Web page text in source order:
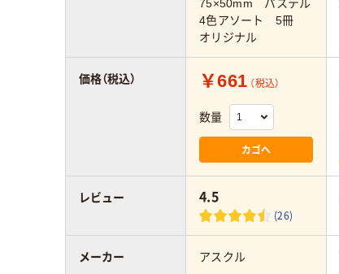
75×50mm パステル
4色アソート 5冊
オリジナル
￥661 （税込）
数量
カゴへ
4.5
(26)
アスクル
価格（税込）
レビュー
メーカー